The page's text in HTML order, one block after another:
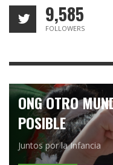
9,585
FOLLOWERS
ONG OTRO
POSIBLE
Juntos por la Infancia